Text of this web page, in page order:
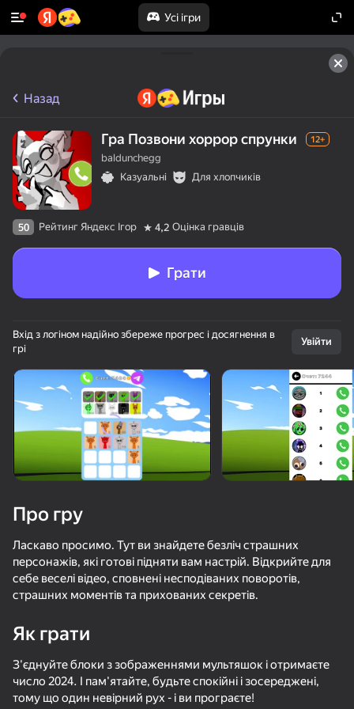
Усі ігри
50+ топ-ігор, у які грають
навіть ті, хто «не грає»
у які грають
Переглянути
Мир Спрунки Онлайн РП - Играй с Друзьями!
Спрунки
62
Спрункед
Назад
Гра Позвони хоррор спрунки 12+
baldunchegg
Казуальні
Для хлопчиків
50 Рейтинг Яндекс Ігор 4,2 Оцінка гравців
Грати
Вхід з логіном надійно збереже прогрес і досягнення в
грі
Увійти
Про гру
Ласкаво просимо. Тут ви знайдете безліч страшних
персонажів, які готові підняти вам настрій. Відкрийте для
себе веселі відео, сповнені несподіваних поворотів,
страшних моментів та прихованих секретів.
Як грати
З'єднуйте блоки з зображеннями мультяшок і отримаєте
число 2024. І пам'ятайте, будьте спокійні і зосереджені,
тому що один невірний рух - і ви програєте!